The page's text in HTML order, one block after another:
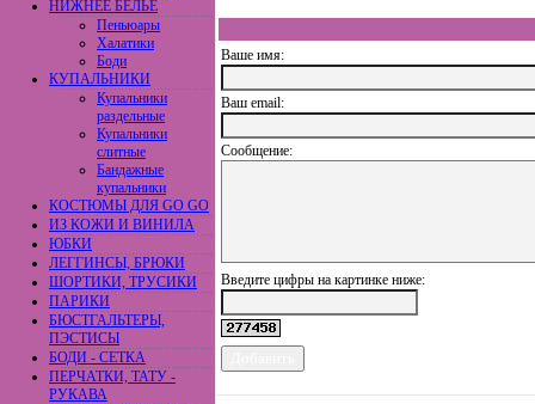
НИЖНЕЕ БЕЛЬЕ
Пеньюары
Халатики
Боди
КУПАЛЬНИКИ
Купальники
раздельные
Купальники
слитные
Бандажные
купальники
КОСТЮМЫ ДЛЯ GO GO
ИЗ КОЖИ И ВИНИЛА
ЮБКИ
ЛЕГГИНСЫ, БРЮКИ
ШОРТИКИ, ТРУСИКИ
ПАРИКИ
БЮСТГАЛЬТЕРЫ,
ПЭСТИСЫ
БОДИ - СЕТКА
ПЕРЧАТКИ, ТАТУ -
РУКАВА
Ваше имя:
Ваш еmail:
Сообщение:
Введите цифры на картинке ниже: